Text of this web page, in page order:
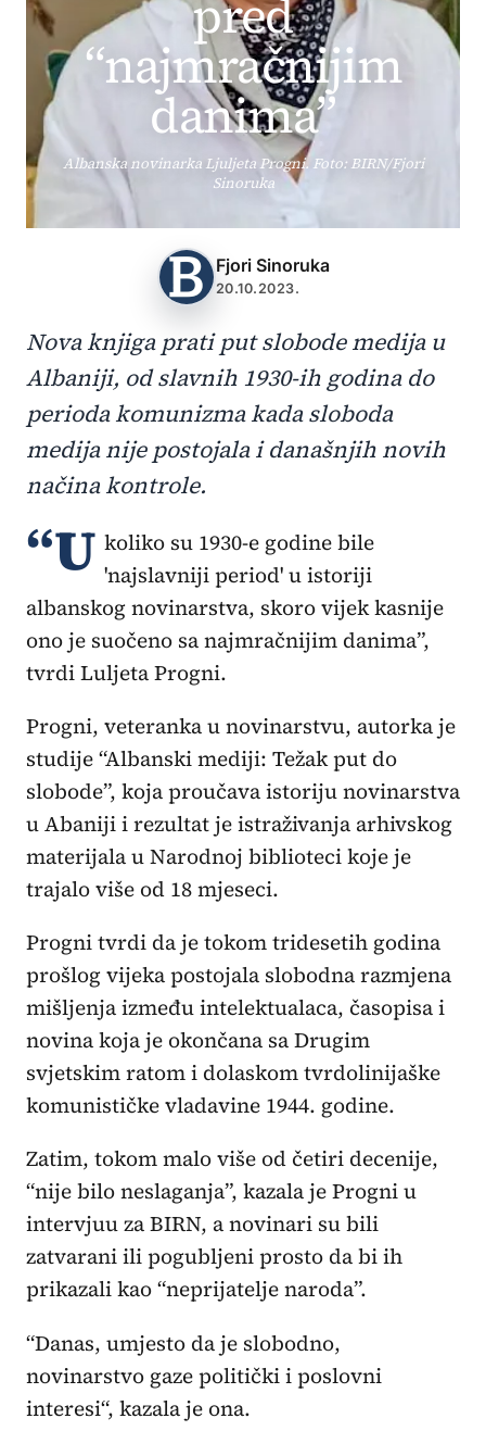
pred
“najmračnijim
danima”
Albanska novinarka Ljuljeta Progni. Foto: BIRN/Fjori
Sinoruka
Fjori Sinoruka
20.10.2023.
Nova knjiga prati put slobode medija u
Albaniji, od slavnih 1930-ih godina do
perioda komunizma kada sloboda
medija nije postojala i današnjih novih
načina kontrole.
“U koliko su 1930-e godine bile
'najslavniji period' u istoriji
albanskog novinarstva, skoro vijek kasnije
ono je suočeno sa najmračnijim danima”,
tvrdi Luljeta Progni.
Progni, veteranka u novinarstvu, autorka je
studije “Albanski mediji: Težak put do
slobode”, koja proučava istoriju novinarstva
u Abaniji i rezultat je istraživanja arhivskog
materijala u Narodnoj biblioteci koje je
trajalo više od 18 mjeseci.
Progni tvrdi da je tokom tridesetih godina
prošlog vijeka postojala slobodna razmjena
mišljenja između intelektualaca, časopisa i
novina koja je okončana sa Drugim
svjetskim ratom i dolaskom tvrdolinijaške
komunističke vladavine 1944. godine.
Zatim, tokom malo više od četiri decenije,
“nije bilo neslaganja”, kazala je Progni u
intervjuu za BIRN, a novinari su bili
zatvarani ili pogubljeni prosto da bi ih
prikazali kao “neprijatelje naroda”.
“Danas, umjesto da je slobodno,
novinarstvo gaze politički i poslovni
interesi“, kazala je ona.